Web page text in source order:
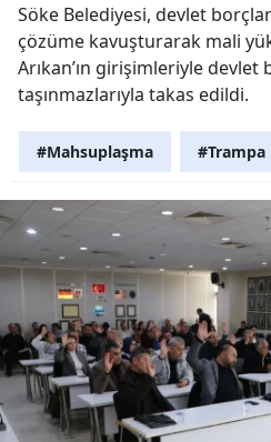
Söke Belediyesi, devlet
çözüme kavuşturarak mali
Arıkan’ın girişimleriyle devlet
taşınmazlarıyla takas edildi.
#Mahsuplaşma #Trampa